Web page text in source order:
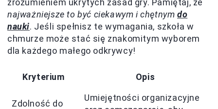
zrozumieniem ukrytych zasad gry. Pamiętaj, że
najważniejsze to być ciekawym i chętnym do
nauki. Jeśli spełnisz te wymagania, szkoła w
chmurze może stać się znakomitym wyborem
dla każdego małego odkrywcy!
Kryterium Opis
Zdolność do
Umiejętności organizacyjne